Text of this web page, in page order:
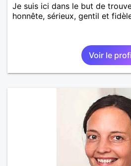
Je suis ici dans le but de
honnête, sérieux, gentil et
Voir le